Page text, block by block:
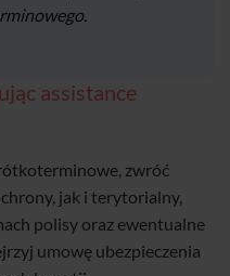
assistance
zwróć
jak i terytorialny,
polisy oraz ewentualne
umowę ubezpieczenia